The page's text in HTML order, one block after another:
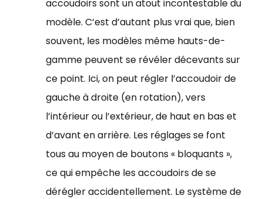
accoudoirs sont un atout incontestable du
modèle. C’est d’autant plus vrai que, bien
souvent, les modèles même hauts-de-
gamme peuvent se révéler décevants sur
ce point. Ici, on peut régler l’accoudoir de
gauche à droite (en rotation), vers
l’intérieur ou l’extérieur, de haut en bas et
d’avant en arrière. Les réglages se font
tous au moyen de boutons « bloquants »,
ce qui empêche les accoudoirs de se
dérégler accidentellement. Le système de